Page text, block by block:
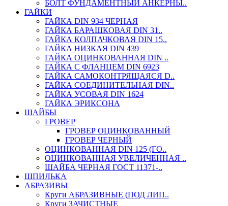
БОЛТ ФУНДАМЕНТНЫЙ АНКЕРНЫ..
ГАЙКИ
ГАЙКА DIN 934 ЧЕРНАЯ
ГАЙКА БАРАШКОВАЯ DIN 31..
ГАЙКА КОЛПАЧКОВАЯ DIN 15..
ГАЙКА НИЗКАЯ DIN 439
ГАЙКА ОЦИНКОВАННАЯ DIN ..
ГАЙКА С ФЛАНЦЕМ DIN 6923
ГАЙКА САМОКОНТРЯЩАЯСЯ D..
ГАЙКА СОЕДИНИТЕЛЬНАЯ DIN..
ГАЙКА УСОВАЯ DIN 1624
ГАЙКА ЭРИКСОНА
ШАЙБЫ
ГРОВЕР
ГРОВЕР ОЦИНКОВАННЫЙ
ГРОВЕР ЧЕРНЫЙ
ОЦИНКОВАННАЯ DIN 125 (ГО..
ОЦИНКОВАННАЯ УВЕЛИЧЕННАЯ ..
ШАЙБА ЧЕРНАЯ ГОСТ 11371-..
ШПИЛЬКА
АБРАЗИВЫ
Круги АБРАЗИВНЫЕ (ПОД ЛИП..
Круги ЗАЧИСТНЫЕ